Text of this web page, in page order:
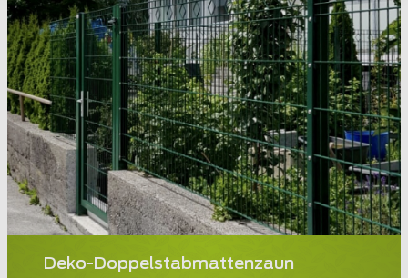
Deko-Doppelstabmattenzaun